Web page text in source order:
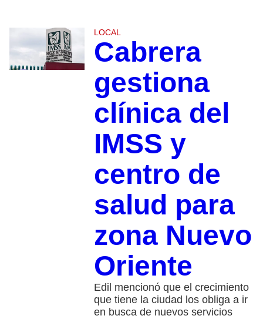
LOCAL
Cabrera
gestiona
clínica del
IMSS y
centro de
salud para
zona Nuevo
Oriente
Edil mencionó que el crecimiento
que tiene la ciudad los obliga a ir
en busca de nuevos servicios